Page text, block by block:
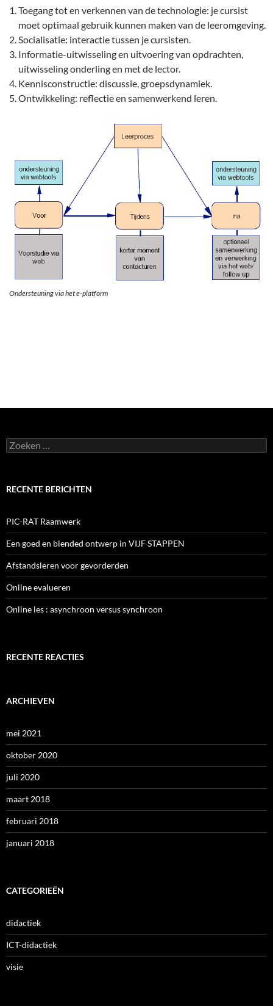
Toegang tot en verkennen van de technologie: je cursist
moet optimaal gebruik kunnen maken van de leeromgeving.
Socialisatie: interactie tussen je cursisten.
Informatie-uitwisseling en uitvoering van opdrachten,
uitwisseling onderling en met de lector.
Kennisconstructie: discussie, groepsdynamiek.
Ontwikkeling: reflectie en samenwerkend leren.
Ondersteuning via het e-platform
Zoeken
naar:
RECENTE BERICHTEN
PIC-RAT Raamwerk
Een goed en blended ontwerp in VIJF STAPPEN
Afstandsleren voor gevorderden
Online evalueren
Online les : asynchroon versus synchroon
RECENTE REACTIES
ARCHIEVEN
mei 2021
oktober 2020
juli 2020
maart 2018
februari 2018
januari 2018
CATEGORIEËN
didactiek
ICT-didactiek
visie